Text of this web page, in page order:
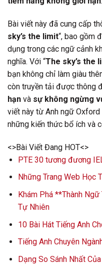
Bài viết này đã cung cấp
sky’s the limit“, bao gồm
dụng trong các ngữ cảnh
nghĩa. Với “The sky’s the
bạn không chỉ làm giàu
còn truyền tải được thông
hạn và sự không ngừng
viết này từ Anh ngữ
những kiến thức bổ ích và
<>Bài Viết Đang HOT<>
PTE 30 tương đương
Những Trang Web Học
Khám Phá **Thành
Tự Nhiên
10 Bài Hát Tiếng Anh
Tiếng Anh Chuyên
Dạng So Sánh Nhất